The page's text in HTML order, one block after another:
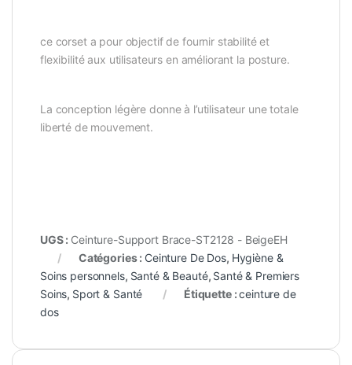
ce corset a pour objectif de fournir stabilité et
flexibilité aux utilisateurs en améliorant la posture.
La conception légère donne à l’utilisateur une totale
liberté de mouvement.
UGS : Ceinture-Support Brace-ST2128 - BeigeEH
Catégories : Ceinture De Dos, Hygiène &
Soins personnels, Santé & Beauté, Santé & Premiers
Soins, Sport & Santé Étiquette :ceinture de
dos